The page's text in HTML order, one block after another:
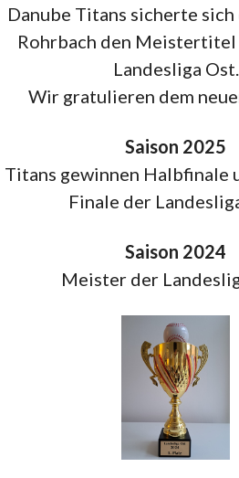
Danube Titans sicherte sich
Rohrbach den
Landesliga Ost.
Wir gratulieren dem
Saison 2025
Titans gewinnen Halbfinale
Finale der
Saison 2024
Meister der